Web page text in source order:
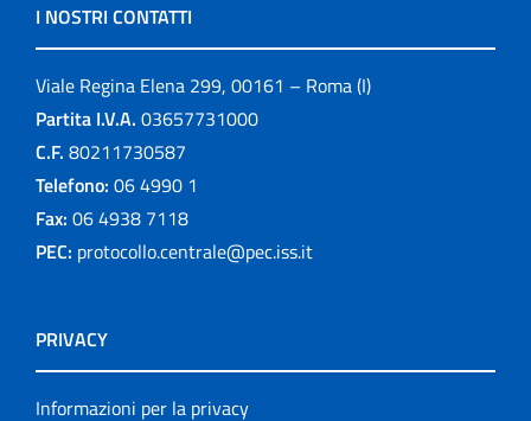
I NOSTRI CONTATTI
Viale Regina Elena 299, 00161 – Roma (I)
Partita I.V.A. 03657731000
C.F. 80211730587
Telefono: 06 4990 1
Fax: 06 4938 7118
PEC: protocollo.centrale@pec.iss.it
PRIVACY
Informazioni per la privacy